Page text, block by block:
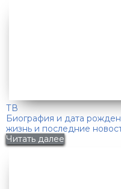
ТВ
Биография и дата
жизнь и последние
Читать далее